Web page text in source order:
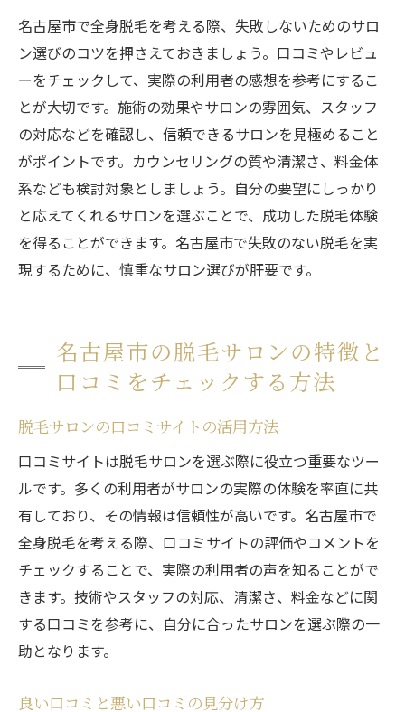
名古屋市で全身脱毛を考える際、失敗しないためのサロ
ン選びのコツを押さえておきましょう。口コミやレビュ
ーをチェックして、実際の利用者の感想を参考にするこ
とが大切です。施術の効果やサロンの雰囲気、スタッフ
の対応などを確認し、信頼できるサロンを見極めること
がポイントです。カウンセリングの質や清潔さ、料金体
系なども検討対象としましょう。自分の要望にしっかり
と応えてくれるサロンを選ぶことで、成功した脱毛体験
を得ることができます。名古屋市で失敗のない脱毛を実
現するために、慎重なサロン選びが肝要です。
名古屋市の脱毛サロンの特徴と
口コミをチェックする方法
脱毛サロンの口コミサイトの活用方法
口コミサイトは脱毛サロンを選ぶ際に役立つ重要なツー
ルです。多くの利用者がサロンの実際の体験を率直に共
有しており、その情報は信頼性が高いです。名古屋市で
全身脱毛を考える際、口コミサイトの評価やコメントを
チェックすることで、実際の利用者の声を知ることがで
きます。技術やスタッフの対応、清潔さ、料金などに関
する口コミを参考に、自分に合ったサロンを選ぶ際の一
助となります。
良い口コミと悪い口コミの見分け方